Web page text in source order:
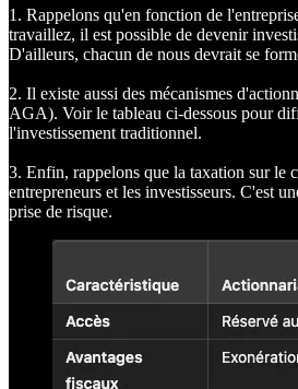
1. Rappelons qu'en fonction de
travaillez, il est possible de devenir
D'ailleurs, chacun de nous devrait se
2. Il existe aussi des mécanismes
AGA). Voir le tableau ci-dessous pour
l'investissement traditionnel.
3. Enfin, rappelons que la taxation sur le
entrepreneurs et les investisseurs. C'est
prise de risque.